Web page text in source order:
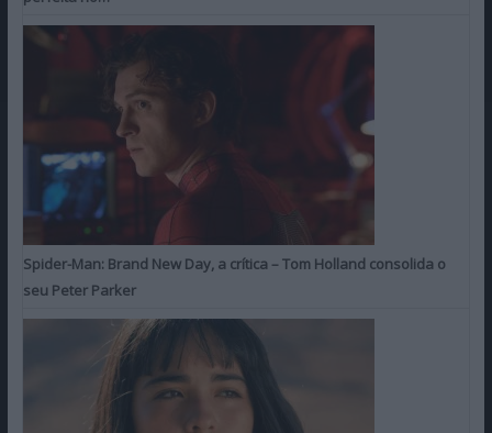
Spider-Man: Brand New Day, a crítica – Tom Holland consolida o
seu Peter Parker